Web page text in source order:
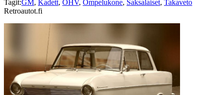
Tagit:GM, Kadett, OHV, Ompelukone, Saksalaiset, Takaveto
Retroautot.fi